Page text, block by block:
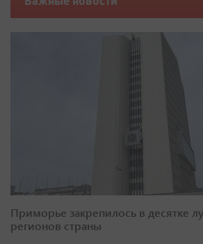
Приморье закрепилось в десятке
регионов страны